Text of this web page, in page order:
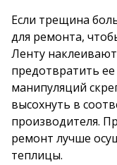
Если трещина
для ремонта,
Ленту
предотвратить
манипуляций
высохнуть в
производителя.
ремонт лучше
теплицы.